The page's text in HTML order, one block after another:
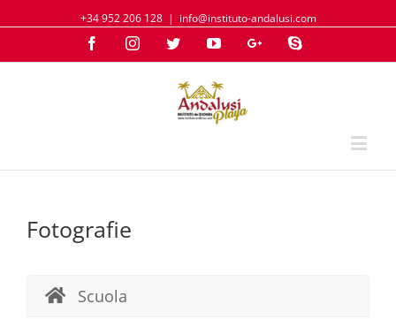
+34 952 206 128 | info@instituto-andalusi.com
FacebookInstagramTwitterYouTubeGoogle+Skype
Fotografie
Scuola